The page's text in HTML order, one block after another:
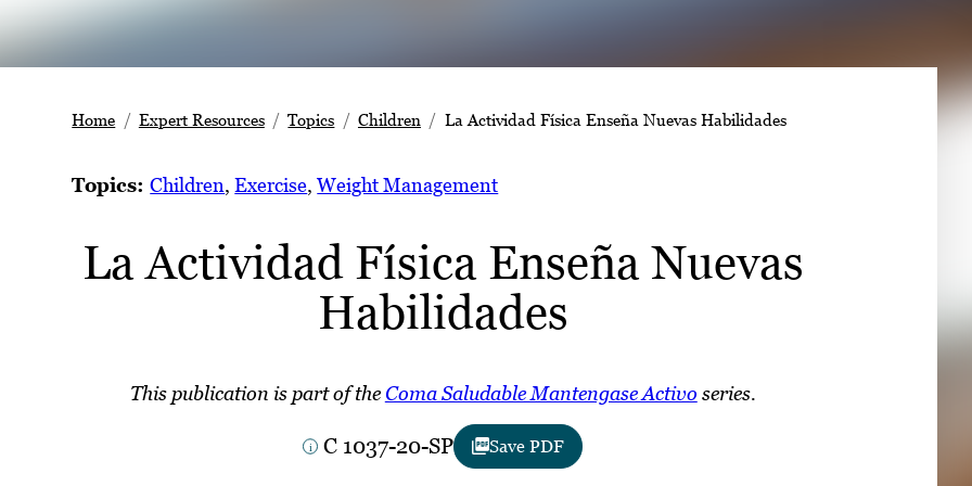
Home Expert Resources Topics Children La Actividad Física Enseña Nuevas Habilidades
Topics:Children, Exercise, Weight Management
La Actividad Física Enseña Nuevas
Habilidades
This publication is part of the Coma Saludable Mantengase Activo series.
C 1037-20-SP Save PDF